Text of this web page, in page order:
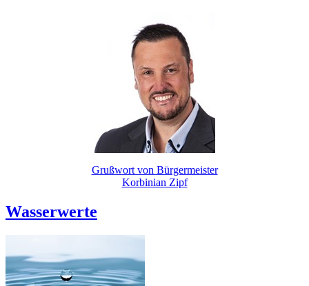
Grußwort von Bürgermeister
Korbinian Zipf
Wasserwerte